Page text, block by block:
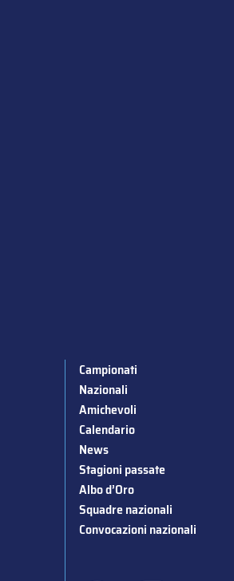
Campionati
Nazionali
Amichevoli
Calendario
News
Stagioni passate
Albo d’Oro
Squadre nazionali
Convocazioni nazionali